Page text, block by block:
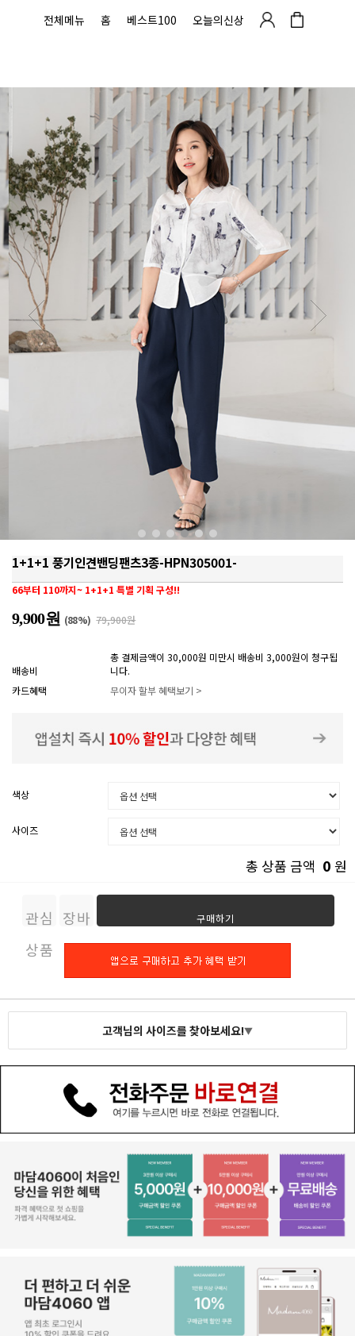
전체메뉴 홈 베스트100 오늘의신상
1+1+1 풍기인견밴딩팬츠3종-HPN305001-
66부터 110까지~ 1+1+1 특별 기획 구성!!
9,900원 (88%) 79,900원
배송비
총 결제금액이 30,000원 미만시 배송비 3,000원이 청구됩
니다.
카드혜택
무이자 할부 혜택보기 >
색상
사이즈
총 상품 금액 0 원
관심
상품
장바
구니
구매하기
고객님의 사이즈를 찾아보세요!▼